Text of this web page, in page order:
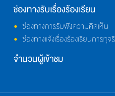
ช่องทางรับเรื่องร้องเรียน
ช่องทางการรับฟังความคิดเห็น
ช่องทางแจ้งเรื่องร้องเรียนการทุ
จำนวนผู้เข้าชม